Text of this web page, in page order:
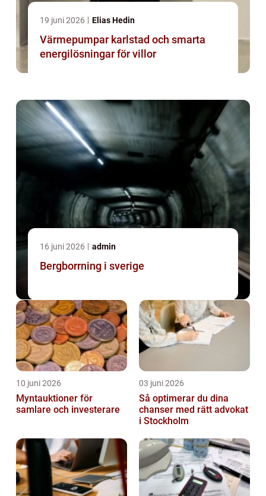
19 juni 2026 Elias Hedin
Värmepumpar karlstad och smarta
energilösningar för villor
16 juni 2026 admin
Bergborrning i sverige
10 juni 2026
Myntauktioner för
samlare och investerare
03 juni 2026
Så optimerar du dina
chanser med rätt advokat
i Stockholm